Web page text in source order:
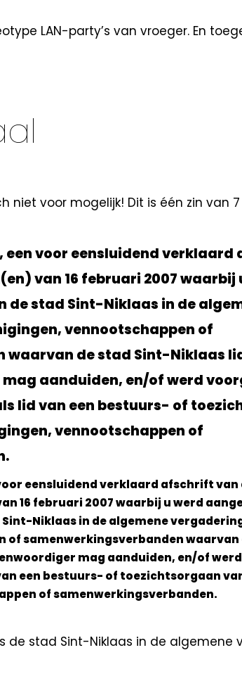
LAN-party’s van vroeger. En
niet voor mogelijk! Dit is één zin van
een voor eensluidend
van 16 februari 2007 waarbij
de stad Sint-Niklaas in de
vennootschappen of
waarvan de stad Sint-Niklaas
aanduiden, en/of werd
lid van een bestuurs- of
vennootschappen of
eensluidend verklaard afschrift van
16 februari 2007 waarbij u werd
Niklaas in de algemene
of samenwerkingsverbanden
mag aanduiden, en/of
een bestuurs- of toezichtsorgaan
of samenwerkingsverbanden.
de stad Sint-Niklaas in de algemene